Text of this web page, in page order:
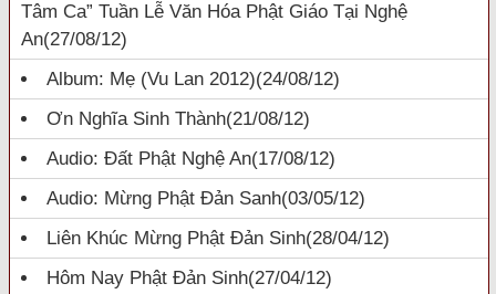
Tâm Ca” Tuần Lễ Văn Hóa Phật Giáo Tại Nghệ
An(27/08/12)
Album: Mẹ (Vu Lan 2012)(24/08/12)
Ơn Nghĩa Sinh Thành(21/08/12)
Audio: Đất Phật Nghệ An(17/08/12)
Audio: Mừng Phật Đản Sanh(03/05/12)
Liên Khúc Mừng Phật Đản Sinh(28/04/12)
Hôm Nay Phật Đản Sinh(27/04/12)